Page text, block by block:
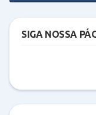
SIGA NOSSA